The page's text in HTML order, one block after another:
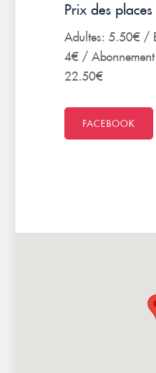
Prix des places
Adultes: 5.50€ /
4€ /
22.50€
FACEBOOK